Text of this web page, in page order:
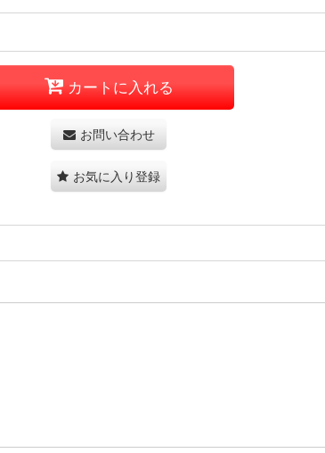
カートに入れる
お問い合わせ
お気に入り登録